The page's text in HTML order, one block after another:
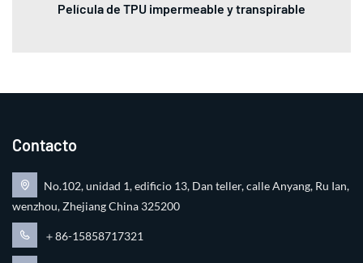
Película de TPU impermeable y transpirable
Contacto
No.102, unidad 1, edificio 13, Dan teller, calle Anyang, Ru Ian,
wenzhou, Zhejiang China 325200
＋86-15858717321